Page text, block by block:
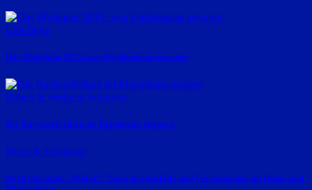
Life-Style
Das Modejahr 2015: was Fashionistas erwartet
Bauen & Wohnen Senioren
Die Barrierefreiheit im Eigenheim steigern
Reise & Erholung
Nach Sturmtief „Niklas“: Tipps für Ausfälle und Verspätungen im Bahn- und